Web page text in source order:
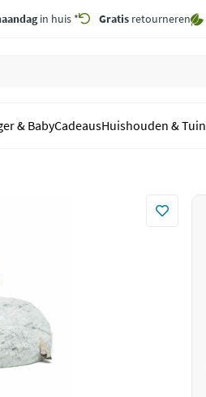
in huis * Gratis retourneren
& BabyCadeausHuishouden & Tuin